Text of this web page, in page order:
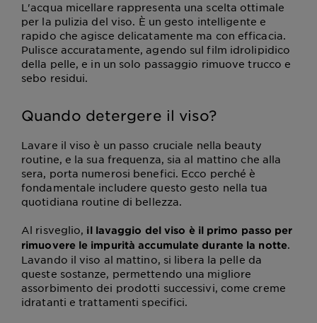
L'acqua micellare rappresenta una scelta ottimale
per la pulizia del viso. È un gesto intelligente e
rapido che agisce delicatamente ma con efficacia.
Pulisce accuratamente, agendo sul film idrolipidico
della pelle, e in un solo passaggio rimuove trucco e
sebo residui.
Quando detergere il viso?
Lavare il viso è un passo cruciale nella beauty
routine, e la sua frequenza, sia al mattino che alla
sera, porta numerosi benefici. Ecco perché è
fondamentale includere questo gesto nella tua
quotidiana routine di bellezza.
Al risveglio, il lavaggio del viso è il primo passo per
rimuovere le impurità accumulate durante la notte.
Lavando il viso al mattino, si libera la pelle da
queste sostanze, permettendo una migliore
assorbimento dei prodotti successivi, come creme
idratanti e trattamenti specifici.